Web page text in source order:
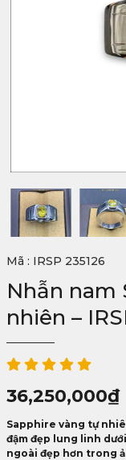
Mã : IRSP 235126
Nhẫn nam
nhiên –
36,250,000₫
Sapphire vàng tự
đậm đẹp lung linh
ngoài đẹp hơn trong